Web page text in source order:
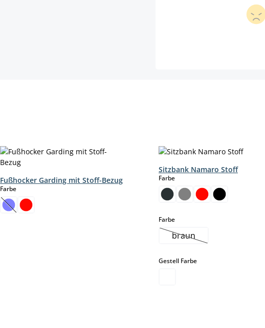
Fußhocker Garding mit Stoff-Bezug
Farbeauswählen
(Diese Option ist zurzeit nicht verfügbar.)
Sitzbank Namaro Stoff
Farbeauswählen
Farbeauswählen
braun(Diese Option ist
Gestell Farbeauswählen